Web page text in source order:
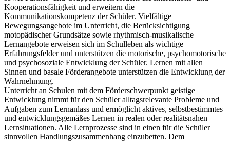
Kooperationsfähigkeit und erweitern die
Kommunikationskompetenz der Schüler. Vielfältige
Bewegungsangebote im Unterricht, die Berücksichtigung
motopädischer Grundsätze sowie rhythmisch-musikalische
Lernangebote erweisen sich im Schulleben als wichtige
Erfahrungsfelder und unterstützen die motorische, psychomotorische
und psychosoziale Entwicklung der Schüler. Lernen mit allen
Sinnen und basale Förderangebote unterstützen die Entwicklung der
Wahrnehmung.
Unterricht an Schulen mit dem Förderschwerpunkt geistige
Entwicklung nimmt für den Schüler alltagsrelevante Probleme und
Aufgaben zum Lernanlass und ermöglicht aktives, selbstbestimmtes
und entwicklungsgemäßes Lernen in realen oder realitätsnahen
Lernsituationen. Alle Lernprozesse sind in einen für die Schüler
sinnvollen Handlungszusammenhang einzubetten. Dem